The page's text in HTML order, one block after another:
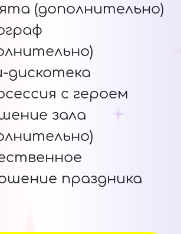
(дополнительно)
дискотека
с героем
зала
праздника